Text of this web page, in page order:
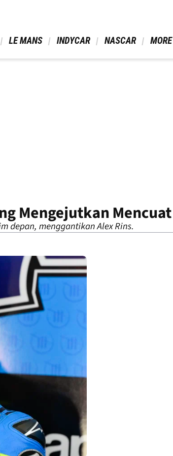
LE MANS INDYCAR NASCAR MORE
Mengejutkan Mencuat
depan, menggantikan Alex Rins.